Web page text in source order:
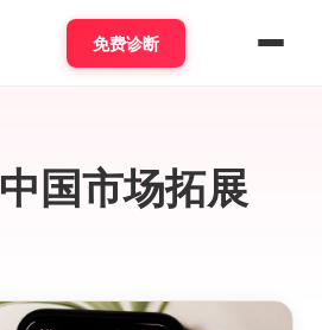
免费诊断
中国市场拓展